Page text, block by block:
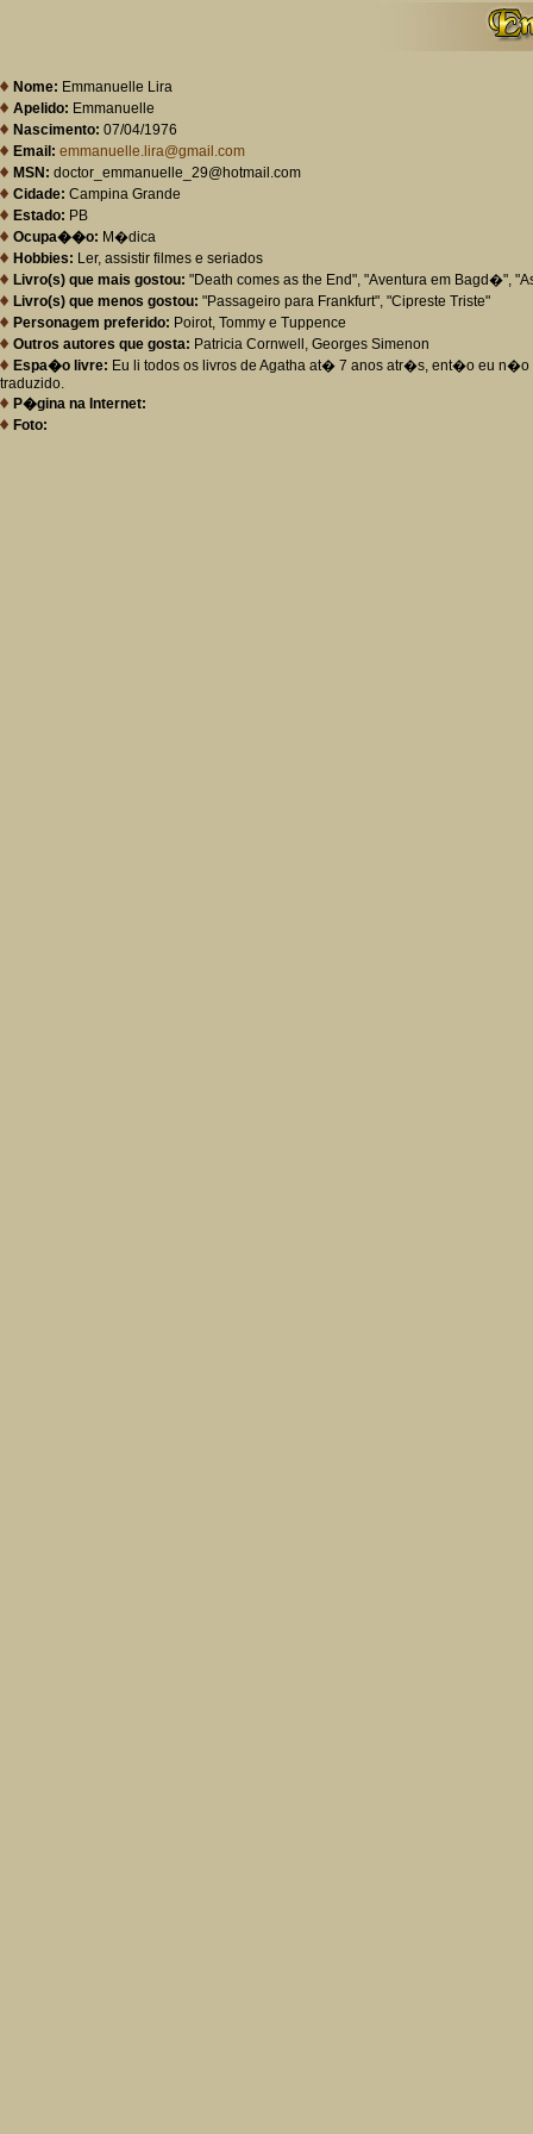
Nome: Emmanuelle Lira
Apelido: Emmanuelle
Nascimento: 07/04/1976
Email: emmanuelle.lira@gmail.com
MSN: doctor_emmanuelle_29@hotmail.com
Cidade: Campina Grande
Estado: PB
Ocupa��o: M�dica
Hobbies: Ler, assistir filmes e seriados
Livro(s) que mais gostou: "Death comes as the End", "Aventura em Bagd�",
Livro(s) que menos gostou: "Passageiro para Frankfurt", "Cipreste Triste"
Personagem preferido: Poirot, Tommy e Tuppence
Outros autores que gosta: Patricia Cornwell, Georges Simenon
Espa�o livre: Eu li todos os livros de Agatha at� 7 anos atr�s, ent�o eu
traduzido.
P�gina na Internet:
Foto: